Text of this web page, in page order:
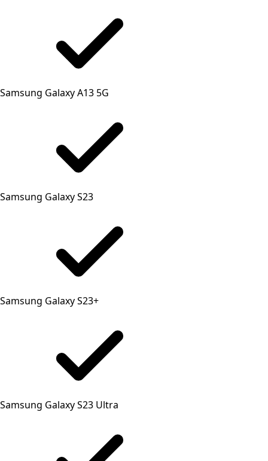
Samsung Galaxy A13 5G
Samsung Galaxy S23
Samsung Galaxy S23+
Samsung Galaxy S23 Ultra